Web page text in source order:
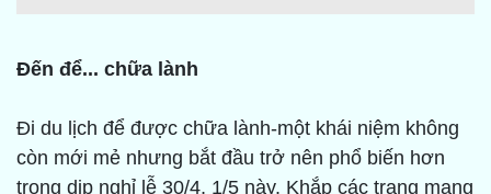
Đến để... chữa lành
Đi du lịch để được chữa lành-một khái niệm không
còn mới mẻ nhưng bắt đầu trở nên phổ biến hơn
trong dịp nghỉ lễ 30/4, 1/5 này. Khắp các trang mạng